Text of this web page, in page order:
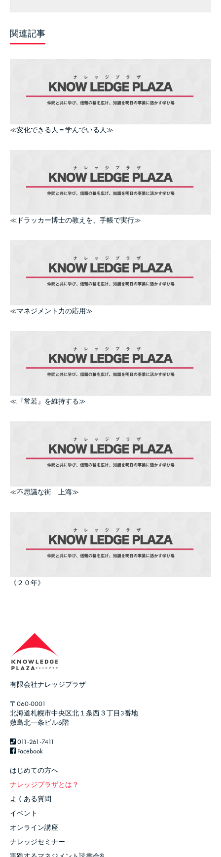
関連記事
≪変化できる人＝学んでいる人≫
≪ドラッカー博士の教えを、手帳で実行≫
≪マネジメント力の応用≫
≪『常若』を維持する≫
≪不思議な街 上海≫
《２０年》
有限会社ナレッジプラザ
〒060-0001
北海道札幌市中央区北１条西３丁目3番地
敷島北一条ビル6階
011-261-7411
Facebook
はじめての方へ
ナレッジプラザとは？
よくある質問
イベント
オンライン講座
ナレッジセミナー